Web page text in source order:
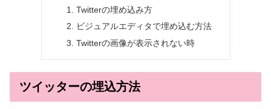
Twitterの埋め込み方
ビジュアルエディタで埋め込む方法
Twitterの画像が表示されない時
ツイッターの埋込方法